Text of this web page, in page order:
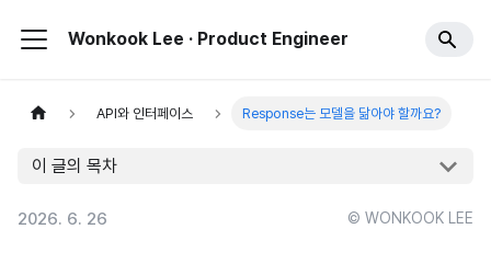
Wonkook Lee · Product Engineer
API와 인터페이스 Response는 모델을 닮아야 할까요?
이 글의 목차
2026. 6. 26 © WONKOOK LEE